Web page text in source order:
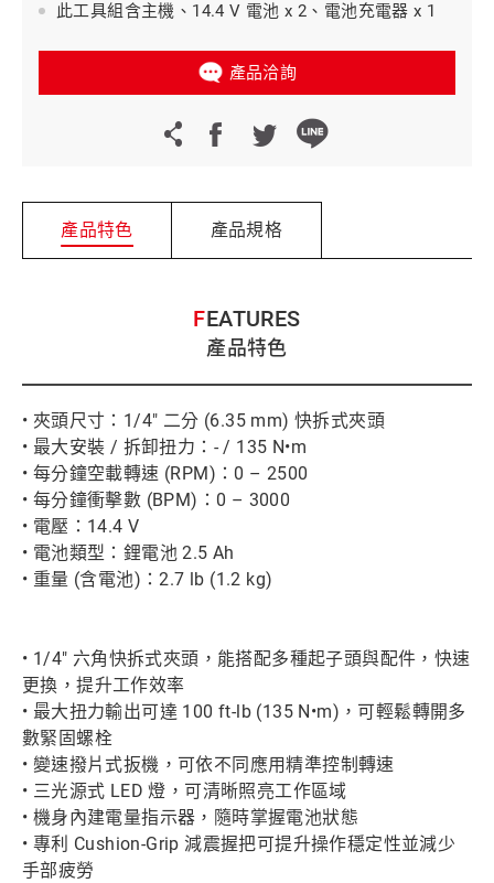
此工具組含主機、14.4 V 電池 x 2、電池充電器 x 1
產品洽詢
產品特色 產品規格
FEATURES
產品特色
• 夾頭尺寸：1/4" 二分 (6.35 mm) 快拆式夾頭
• 最大安裝 / 拆卸扭力：- / 135 N•m
• 每分鐘空載轉速 (RPM)：0 – 2500
• 每分鐘衝擊數 (BPM)：0 – 3000
• 電壓：14.4 V
• 電池類型：鋰電池 2.5 Ah
• 重量 (含電池)：2.7 lb (1.2 kg)
• 1/4" 六角快拆式夾頭，能搭配多種起子頭與配件，快速
更換，提升工作效率
• 最大扭力輸出可達 100 ft-lb (135 N•m)，可輕鬆轉開多
數緊固螺栓
• 變速撥片式扳機，可依不同應用精準控制轉速
• 三光源式 LED 燈，可清晰照亮工作區域
• 機身內建電量指示器，隨時掌握電池狀態
• 專利 Cushion-Grip 減震握把可提升操作穩定性並減少
手部疲勞